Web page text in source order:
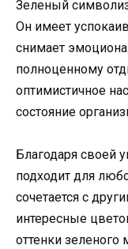
Зеленый
Он имеет
снимает
полноценному
оптимистичное
состояние
Благодаря своей
подходит для
сочетается с
интересные
оттенки